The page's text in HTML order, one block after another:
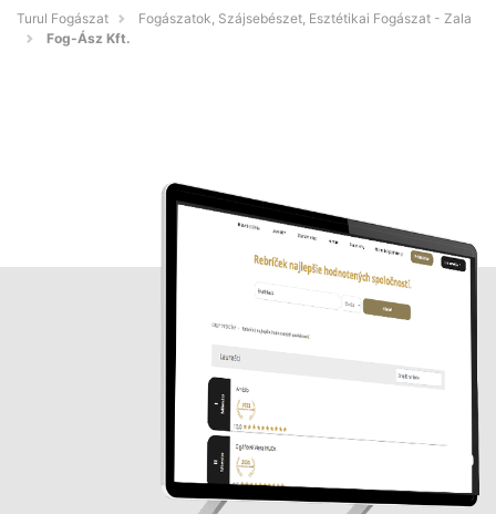
Turul Fogászat
Fogászatok, Szájsebészet, Esztétikai Fogászat - Zala
Fog-Ász Kft.